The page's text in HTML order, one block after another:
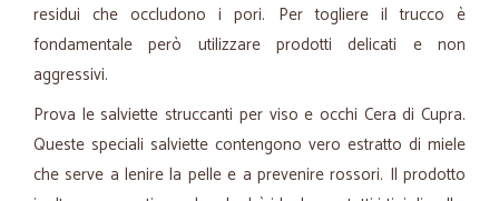
residui che occludono i pori. Per togliere il trucco è
fondamentale però utilizzare prodotti delicati e non
aggressivi.
Prova le salviette struccanti per viso e occhi Cera di Cupra.
Queste speciali salviette contengono vero estratto di miele
che serve a lenire la pelle e a prevenire rossori. Il prodotto